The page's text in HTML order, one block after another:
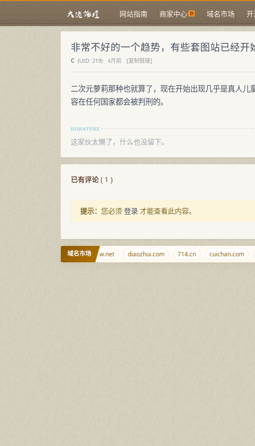
网站指南 商家中心 域名市场
非常不好的一个趋势，有些套图站已经开
C (UID: 219) 4月前
[复制链接]
二次元萝莉那种也就算了，现在开始出现几乎是真人
容在任何国家都会被判刑的。
这家伙太懒了，什么也没留下。
已有评论( 1 )
提示： 您必须 登录 才能查看此内容。
域名市场
aizhaocha.com iiww.net diaozhui.com 714.cn cuichan.com